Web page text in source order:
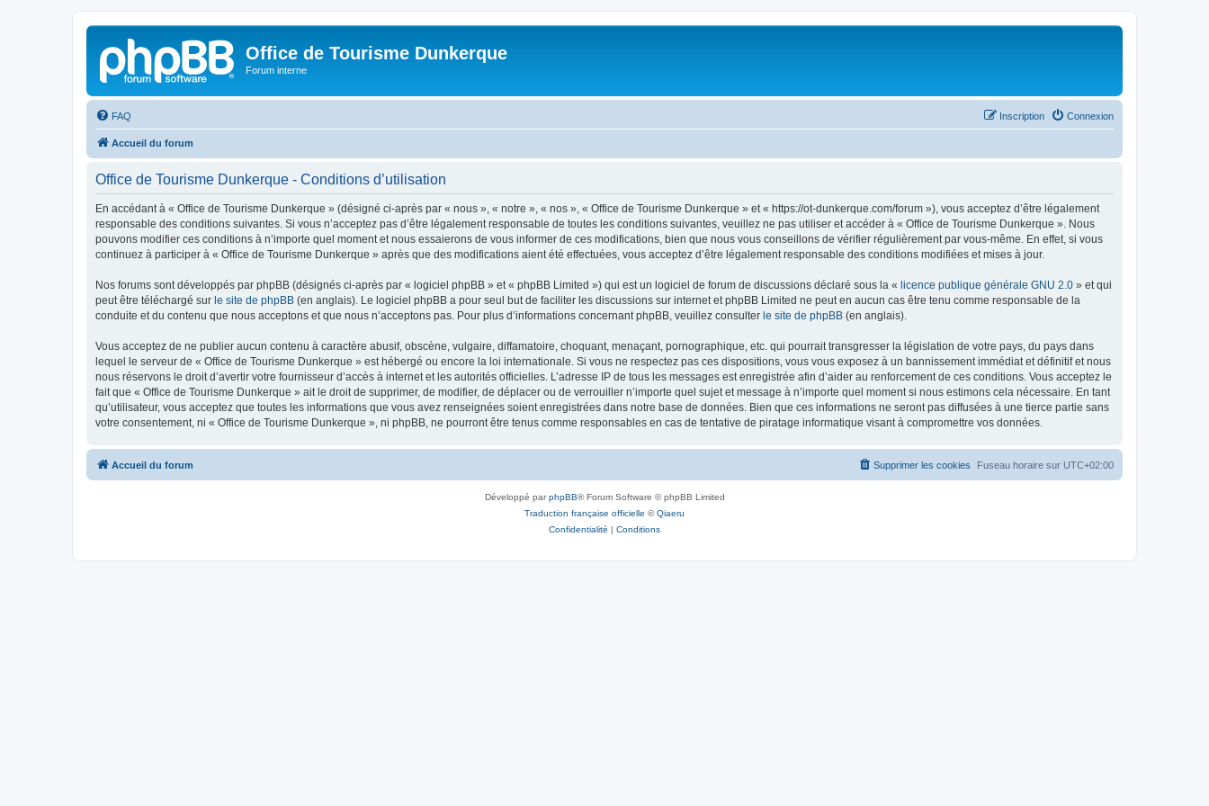
Office de Tourisme Dunkerque
Forum interne
FAQ Connexion
Inscription
Accueil du forum
Office de Tourisme Dunkerque - Conditions d’utilisation
En accédant à « Office de Tourisme Dunkerque » (désigné ci-après par « nous », « notre », « nos », « Office de Tourisme Dunkerque » et « https://ot-dunkerque.com/forum »), vous acceptez d’être légalement
responsable des conditions suivantes. Si vous n’acceptez pas d’être légalement responsable de toutes les conditions suivantes, veuillez ne pas utiliser et accéder à « Office de Tourisme Dunkerque ». Nous
pouvons modifier ces conditions à n’importe quel moment et nous essaierons de vous informer de ces modifications, bien que nous vous conseillons de vérifier régulièrement par vous-même. En effet, si vous
continuez à participer à « Office de Tourisme Dunkerque » après que des modifications aient été effectuées, vous acceptez d’être légalement responsable des conditions modifiées et mises à jour.
Nos forums sont développés par phpBB (désignés ci-après par « logiciel phpBB » et « phpBB Limited ») qui est un logiciel de forum de discussions déclaré sous la « licence publique générale GNU 2.0 » et qui
peut être téléchargé sur le site de phpBB (en anglais). Le logiciel phpBB a pour seul but de faciliter les discussions sur internet et phpBB Limited ne peut en aucun cas être tenu comme responsable de la
conduite et du contenu que nous acceptons et que nous n’acceptons pas. Pour plus d’informations concernant phpBB, veuillez consulter le site de phpBB (en anglais).
Vous acceptez de ne publier aucun contenu à caractère abusif, obscène, vulgaire, diffamatoire, choquant, menaçant, pornographique, etc. qui pourrait transgresser la législation de votre pays, du pays dans
lequel le serveur de « Office de Tourisme Dunkerque » est hébergé ou encore la loi internationale. Si vous ne respectez pas ces dispositions, vous vous exposez à un bannissement immédiat et définitif et nous
nous réservons le droit d’avertir votre fournisseur d’accès à internet et les autorités officielles. L’adresse IP de tous les messages est enregistrée afin d’aider au renforcement de ces conditions. Vous acceptez le
fait que « Office de Tourisme Dunkerque » ait le droit de supprimer, de modifier, de déplacer ou de verrouiller n’importe quel sujet et message à n’importe quel moment si nous estimons cela nécessaire. En tant
qu’utilisateur, vous acceptez que toutes les informations que vous avez renseignées soient enregistrées dans notre base de données. Bien que ces informations ne seront pas diffusées à une tierce partie sans
votre consentement, ni « Office de Tourisme Dunkerque », ni phpBB, ne pourront être tenus comme responsables en cas de tentative de piratage informatique visant à compromettre vos données.
Accueil du forum Fuseau horaire sur UTC+02:00
Supprimer les cookies
Développé parphpBB® Forum Software © phpBB Limited
Traduction française officielle ©Qiaeru
Confidentialité | Conditions